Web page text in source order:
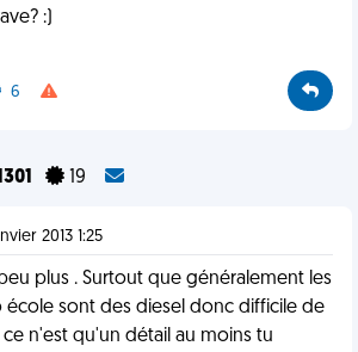
:)
6
19
2013 1:25
plus . Surtout que généralement les
école sont des diesel donc difficile de
ce n'est qu'un détail au moins tu